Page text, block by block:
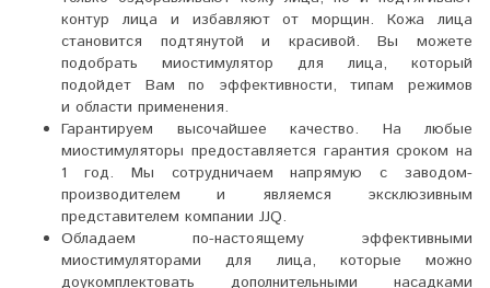
контур лица и избавляют от морщин. Кожа лица
становится подтянутой и красивой. Вы можете
подобрать миостимулятор для лица, который
подойдет Вам по эффективности, типам режимов
и области применения.
Гарантируем высочайшее качество. На любые
миостимуляторы предоставляется гарантия сроком на
1 год. Мы сотрудничаем напрямую с заводом-
производителем и являемся эксклюзивным
представителем компании JJQ.
Обладаем по-настоящему эффективными
миостимуляторами для лица, которые можно
доукомплектовать дополнительными насадками